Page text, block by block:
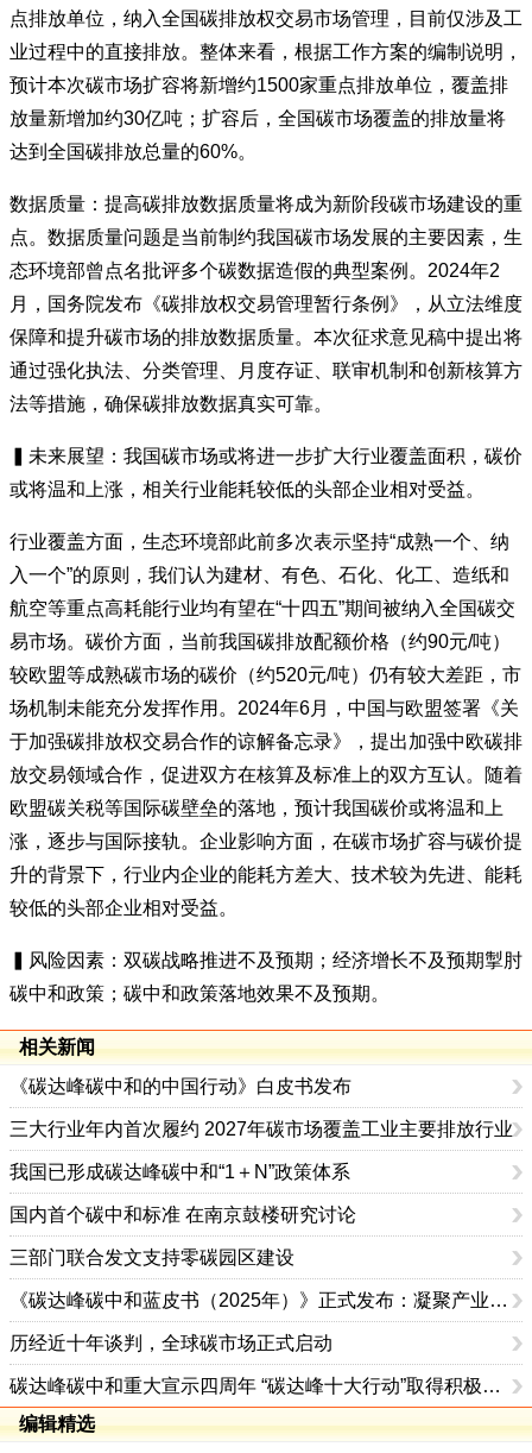
点排放单位，纳入全国碳排放权交易市场管理，目前仅涉及工
业过程中的直接排放。整体来看，根据工作方案的编制说明，
预计本次碳市场扩容将新增约1500家重点排放单位，覆盖排
放量新增加约30亿吨；扩容后，全国碳市场覆盖的排放量将
达到全国碳排放总量的60%。
数据质量：提高碳排放数据质量将成为新阶段碳市场建设的重
点。数据质量问题是当前制约我国碳市场发展的主要因素，生
态环境部曾点名批评多个碳数据造假的典型案例。2024年2
月，国务院发布《碳排放权交易管理暂行条例》，从立法维度
保障和提升碳市场的排放数据质量。本次征求意见稿中提出将
通过强化执法、分类管理、月度存证、联审机制和创新核算方
法等措施，确保碳排放数据真实可靠。
▍未来展望：我国碳市场或将进一步扩大行业覆盖面积，碳价
或将温和上涨，相关行业能耗较低的头部企业相对受益。
行业覆盖方面，生态环境部此前多次表示坚持“成熟一个、纳
入一个”的原则，我们认为建材、有色、石化、化工、造纸和
航空等重点高耗能行业均有望在“十四五”期间被纳入全国碳交
易市场。碳价方面，当前我国碳排放配额价格（约90元/吨）
较欧盟等成熟碳市场的碳价（约520元/吨）仍有较大差距，市
场机制未能充分发挥作用。2024年6月，中国与欧盟签署《关
于加强碳排放权交易合作的谅解备忘录》，提出加强中欧碳排
放交易领域合作，促进双方在核算及标准上的双方互认。随着
欧盟碳关税等国际碳壁垒的落地，预计我国碳价或将温和上
涨，逐步与国际接轨。企业影响方面，在碳市场扩容与碳价提
升的背景下，行业内企业的能耗方差大、技术较为先进、能耗
较低的头部企业相对受益。
▍风险因素：双碳战略推进不及预期；经济增长不及预期掣肘
碳中和政策；碳中和政策落地效果不及预期。
相关新闻
《碳达峰碳中和的中国行动》白皮书发布
三大行业年内首次履约 2027年碳市场覆盖工业主要排放行业
我国已形成碳达峰碳中和“1＋N”政策体系
国内首个碳中和标准 在南京鼓楼研究讨论
三部门联合发文支持零碳园区建设
《碳达峰碳中和蓝皮书（2025年）》正式发布：凝聚产业共识，共绘双碳行动蓝图
历经近十年谈判，全球碳市场正式启动
碳达峰碳中和重大宣示四周年 “碳达峰十大行动”取得积极成效
编辑精选